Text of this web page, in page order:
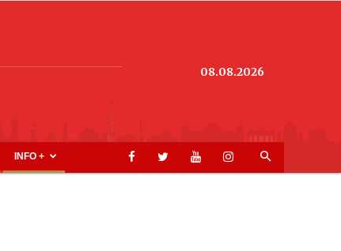
08.08.2026
INFO +